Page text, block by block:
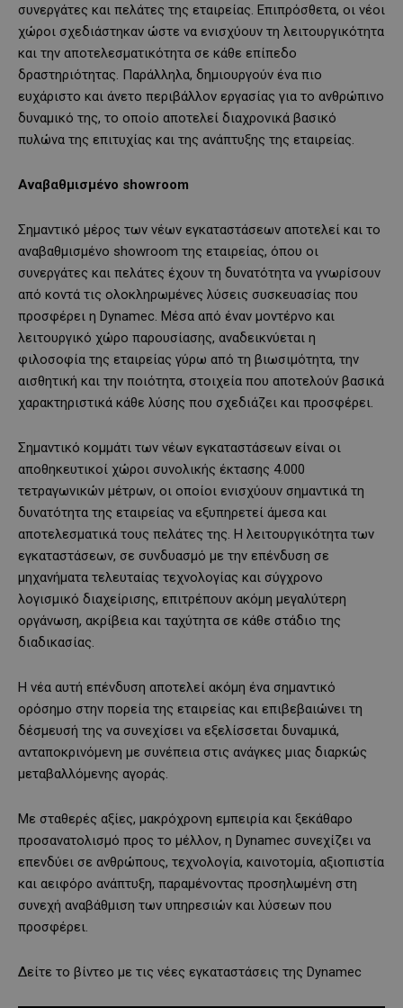
συνεργάτες και πελάτες της εταιρείας. Επιπρόσθετα, οι νέοι
χώροι σχεδιάστηκαν ώστε να ενισχύουν τη λειτουργικότητα
και την αποτελεσματικότητα σε κάθε επίπεδο
δραστηριότητας. Παράλληλα, δημιουργούν ένα πιο
ευχάριστο και άνετο περιβάλλον εργασίας για το ανθρώπινο
δυναμικό της, το οποίο αποτελεί διαχρονικά βασικό
πυλώνα της επιτυχίας και της ανάπτυξης της εταιρείας.
Αναβαθμισμένο showroom
Σημαντικό μέρος των νέων εγκαταστάσεων αποτελεί και το
αναβαθμισμένο showroom της εταιρείας, όπου οι
συνεργάτες και πελάτες έχουν τη δυνατότητα να γνωρίσουν
από κοντά τις ολοκληρωμένες λύσεις συσκευασίας που
προσφέρει η Dynamec. Μέσα από έναν μοντέρνο και
λειτουργικό χώρο παρουσίασης, αναδεικνύεται η
φιλοσοφία της εταιρείας γύρω από τη βιωσιμότητα, την
αισθητική και την ποιότητα, στοιχεία που αποτελούν βασικά
χαρακτηριστικά κάθε λύσης που σχεδιάζει και προσφέρει.
Σημαντικό κομμάτι των νέων εγκαταστάσεων είναι οι
αποθηκευτικοί χώροι συνολικής έκτασης 4.000
τετραγωνικών μέτρων, οι οποίοι ενισχύουν σημαντικά τη
δυνατότητα της εταιρείας να εξυπηρετεί άμεσα και
αποτελεσματικά τους πελάτες της. Η λειτουργικότητα των
εγκαταστάσεων, σε συνδυασμό με την επένδυση σε
μηχανήματα τελευταίας τεχνολογίας και σύγχρονο
λογισμικό διαχείρισης, επιτρέπουν ακόμη μεγαλύτερη
οργάνωση, ακρίβεια και ταχύτητα σε κάθε στάδιο της
διαδικασίας.
Η νέα αυτή επένδυση αποτελεί ακόμη ένα σημαντικό
ορόσημο στην πορεία της εταιρείας και επιβεβαιώνει τη
δέσμευσή της να συνεχίσει να εξελίσσεται δυναμικά,
ανταποκρινόμενη με συνέπεια στις ανάγκες μιας διαρκώς
μεταβαλλόμενης αγοράς.
Με σταθερές αξίες, μακρόχρονη εμπειρία και ξεκάθαρο
προσανατολισμό προς το μέλλον, η Dynamec συνεχίζει να
επενδύει σε ανθρώπους, τεχνολογία, καινοτομία, αξιοπιστία
και αειφόρο ανάπτυξη, παραμένοντας προσηλωμένη στη
συνεχή αναβάθμιση των υπηρεσιών και λύσεων που
προσφέρει.
Δείτε το βίντεο με τις νέες εγκαταστάσεις της Dynamec